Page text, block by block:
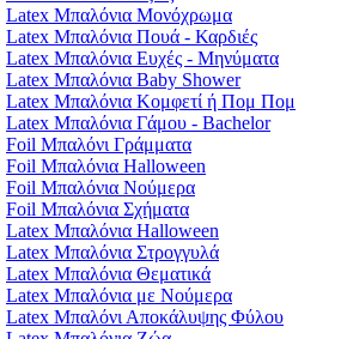
Latex Μπαλόνια Μονόχρωμα
Latex Μπαλόνια Πουά - Καρδιές
Latex Μπαλόνια Ευχές - Μηνύματα
Latex Μπαλόνια Baby Shower
Latex Μπαλόνια Κομφετί ή Πομ Πομ
Latex Μπαλόνια Γάμου - Bachelor
Foil Μπαλόνι Γράμματα
Foil Μπαλόνια Halloween
Foil Μπαλόνια Νούμερα
Foil Μπαλόνια Σχήματα
Latex Μπαλόνια Halloween
Latex Μπαλόνια Στρογγυλά
Latex Μπαλόνια Θεματικά
Latex Μπαλόνια με Νούμερα
Latex Μπαλόνι Αποκάλυψης Φύλου